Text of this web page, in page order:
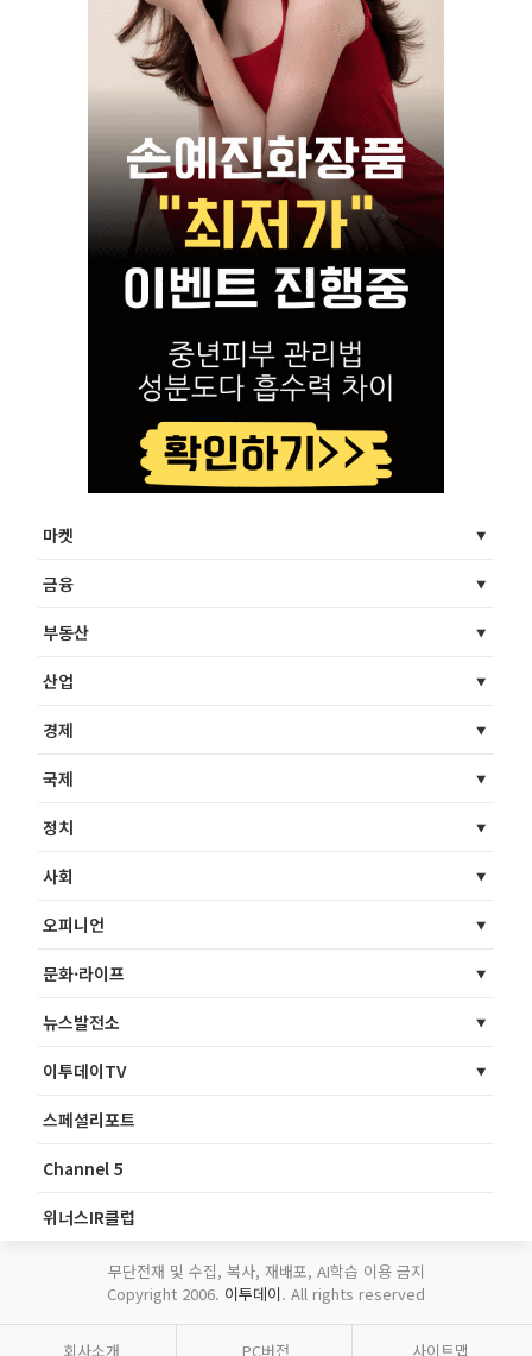
마켓
금융
부동산
산업
경제
국제
정치
사회
오피니언
문화·라이프
뉴스발전소
이투데이TV
스페셜리포트
Channel 5
위너스IR클럽
무단전재 및 수집, 복사, 재배포, AI학습 이용 금지
Copyright 2006. 이투데이. All rights reserved
회사소개 PC버전 사이트맵